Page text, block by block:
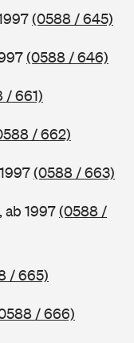
(0588 / 645)
(0588 / 646)
/ 661)
/ 662)
(0588 / 663)
ab 1997(0588 /
/ 665)
/ 666)